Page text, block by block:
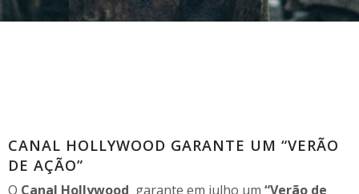
CANAL HOLLYWOOD GARANTE UM “VERÃO
DE AÇÃO”
O Canal Hollywood garante em julho um “Verão de